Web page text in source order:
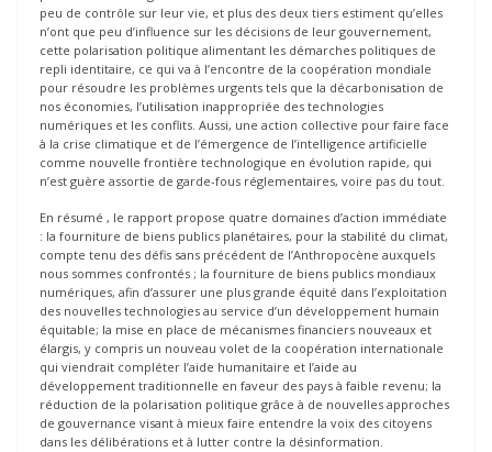
peu de contrôle sur leur vie, et plus des deux tiers estiment qu’elles
n’ont que peu d’influence sur les décisions de leur gouvernement,
cette polarisation politique alimentant les démarches politiques de
repli identitaire, ce qui va à l’encontre de la coopération mondiale
pour résoudre les problèmes urgents tels que la décarbonisation de
nos économies, l’utilisation inappropriée des technologies
numériques et les conflits. Aussi, une action collective pour faire face
à la crise climatique et de l’émergence de l’intelligence artificielle
comme nouvelle frontière technologique en évolution rapide, qui
n’est guère assortie de garde-fous réglementaires, voire pas du tout.
En résumé , le rapport propose quatre domaines d’action immédiate
: la fourniture de biens publics planétaires, pour la stabilité du climat,
compte tenu des défis sans précédent de l’Anthropocène auxquels
nous sommes confrontés ; la fourniture de biens publics mondiaux
numériques, afin d’assurer une plus grande équité dans l’exploitation
des nouvelles technologies au service d’un développement humain
équitable; la mise en place de mécanismes financiers nouveaux et
élargis, y compris un nouveau volet de la coopération internationale
qui viendrait compléter l’aide humanitaire et l’aide au
développement traditionnelle en faveur des pays à faible revenu; la
réduction de la polarisation politique grâce à de nouvelles approches
de gouvernance visant à mieux faire entendre la voix des citoyens
dans les délibérations et à lutter contre la désinformation.